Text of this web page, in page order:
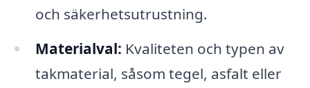
och säkerhetsutrustning.
Materialval: Kvaliteten och typen av
takmaterial, såsom tegel, asfalt eller